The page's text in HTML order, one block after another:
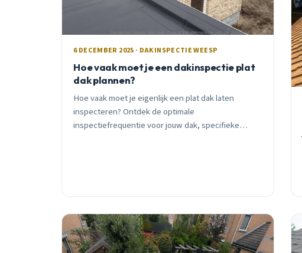
6 DECEMBER 2025 · DAKINSPECTIE WEESP
Hoe vaak moet je een dakinspectie plat
dak plannen?
Hoe vaak moet je eigenlijk een plat dak laten
inspecteren? Ontdek de optimale
inspectiefrequentie voor jouw dak, specifieke